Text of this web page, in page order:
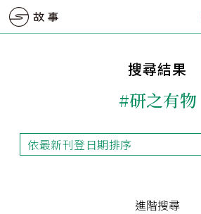
搜尋結果
#研之有物
依最新刊登日期排序
依最新刊登日期排序
進階搜尋